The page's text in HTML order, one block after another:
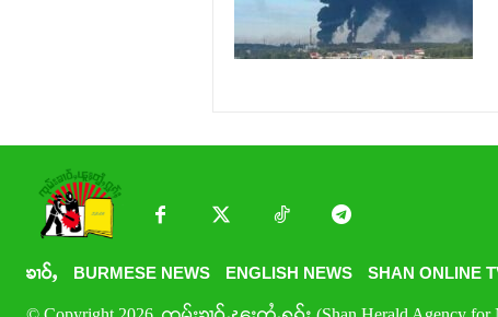
ၶၢဝ်ႇ BURMESE NEWS ENGLISH NEWS SHAN ONLINE